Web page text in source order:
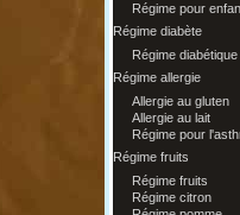
Régime pour
Régime diabète
Régime diabétique
Régime allergie
Allergie au gluten
Allergie au lait
Régime pour
Régime fruits
Régime fruits
Régime citron